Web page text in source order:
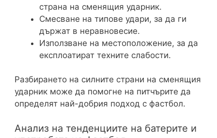
страна на сменящия ударник.
Смесване на типове удари, за да ги
държат в неравновесие.
Използване на местоположение, за да
експлоатират техните слабости.
Разбирането на силните страни на сменящия
ударник може да помогне на питчърите да
определят най-добрия подход с фастбол.
Анализ на тенденциите на батерите и